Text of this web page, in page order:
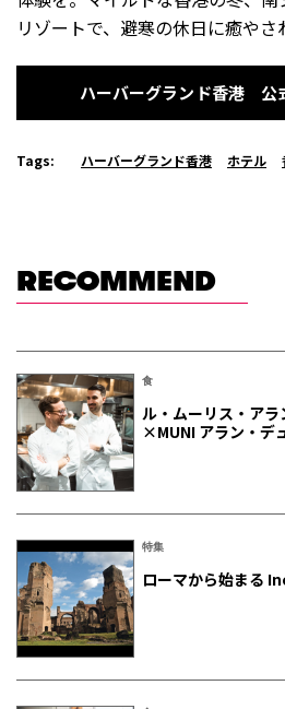
リゾートで、避寒の休日に癒やさ
ハーバーグランド香港 公
Tags: ハーバーグランド香港 ホテル
RECOMMEND
食
ル・ムーリス・アラ
×MUNI アラン・デ
特集
ローマから始まる